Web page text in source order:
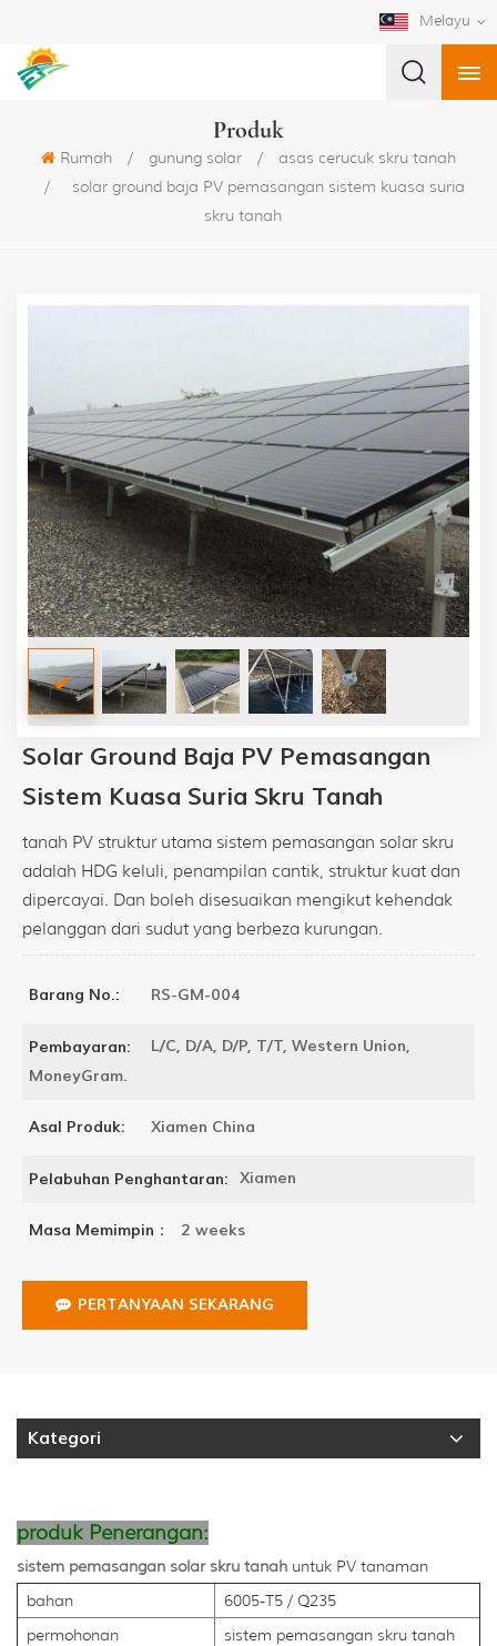
Melayu
Produk
Rumah / gunung solar /
asas cerucuk skru tanah
/
solar ground baja PV pemasangan sistem kuasa suria
skru tanah
Solar Ground Baja PV Pemasangan
Sistem Kuasa Suria Skru Tanah
tanah PV struktur utama sistem pemasangan solar skru
adalah HDG keluli, penampilan cantik, struktur kuat dan
dipercayai. Dan boleh disesuaikan mengikut kehendak
pelanggan dari sudut yang berbeza kurungan.
Barang No.: RS-GM-004
Pembayaran:
L/C, D/A, D/P, T/T, Western Union,
MoneyGram.
Asal Produk: Xiamen China
Pelabuhan Penghantaran: Xiamen
Masa Memimpin： 2 weeks
PERTANYAAN SEKARANG
Kategori
produk Penerangan:
sistem pemasangan solar skru tanah untuk PV tanaman
bahan
6005-T5 / Q235
permohonan
sistem pemasangan skru tanah